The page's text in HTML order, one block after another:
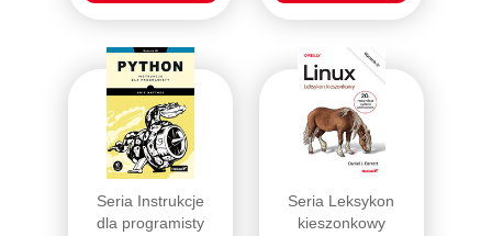
Seria Instrukcje
dla programisty
Seria Leksykon
kieszonkowy